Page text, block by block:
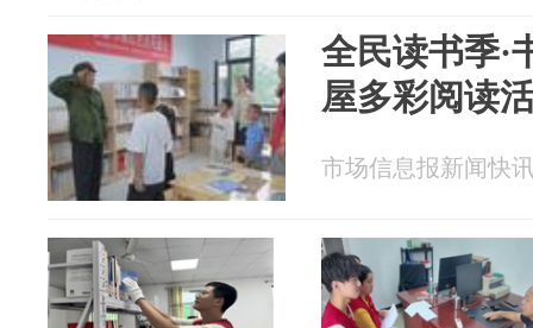
全民读书季·
屋多彩阅读
市场信息报新闻快